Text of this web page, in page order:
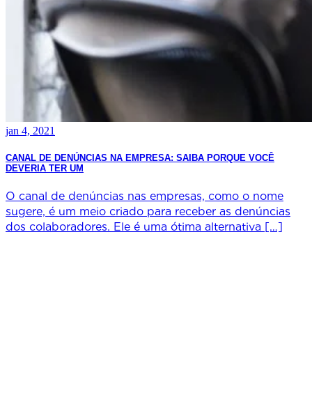
jan 4, 2021
CANAL DE DENÚNCIAS NA EMPRESA: SAIBA PORQUE VOCÊ
DEVERIA TER UM
O canal de denúncias nas empresas, como o nome
sugere, é um meio criado para receber as denúncias
dos colaboradores. Ele é uma ótima alternativa […]